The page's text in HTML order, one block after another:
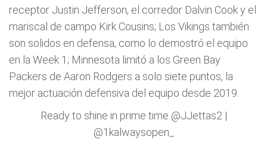
receptor Justin Jefferson, el corredor Dalvin Cook y el
mariscal de campo Kirk Cousins; Los Vikings también
son solidos en defensa, como lo demostró el equipo
en la Week 1; Minnesota limitó a los Green Bay
Packers de Aaron Rodgers a solo siete puntos, la
mejor actuación defensiva del equipo desde 2019.
Ready to shine in prime time @JJettas2 |
@1kalwaysopen_